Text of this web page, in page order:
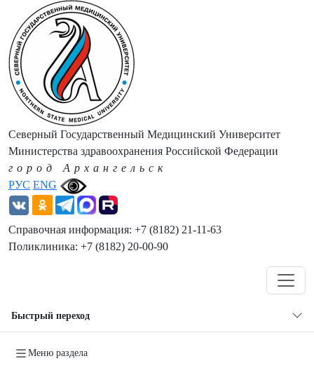
РУС ENG
Северный Государственный Медицинский Университет
Министерства здравоохранения Российской Федерации
город Архангельск
Справочная информация: +7 (8182) 21-11-63
Поликлиника: +7 (8182) 20-00-90
Быстрый переход
Меню раздела